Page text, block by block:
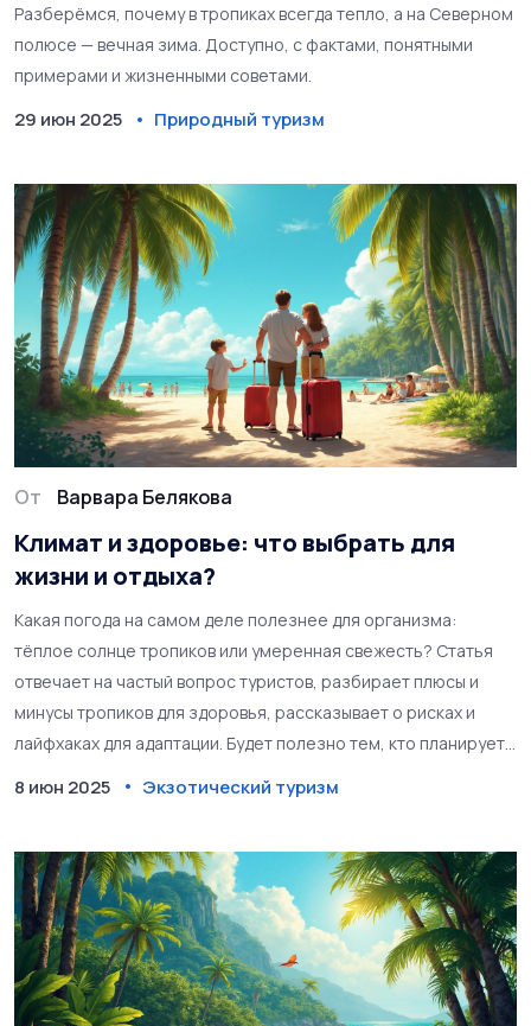
Разберёмся, почему в тропиках всегда тепло, а на Северном
полюсе — вечная зима. Доступно, с фактами, понятными
примерами и жизненными советами.
29 июн 2025 Природный туризм
От Варвара Белякова
Климат и здоровье: что выбрать для
жизни и отдыха?
Какая погода на самом деле полезнее для организма:
тёплое солнце тропиков или умеренная свежесть? Статья
отвечает на частый вопрос туристов, разбирает плюсы и
минусы тропиков для здоровья, рассказывает о рисках и
лайфхаках для адаптации. Будет полезно тем, кто планирует
мифов и романтики — только то, что встречается на
8 июн 2025 Экзотический туризм